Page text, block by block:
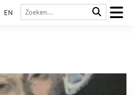
EN